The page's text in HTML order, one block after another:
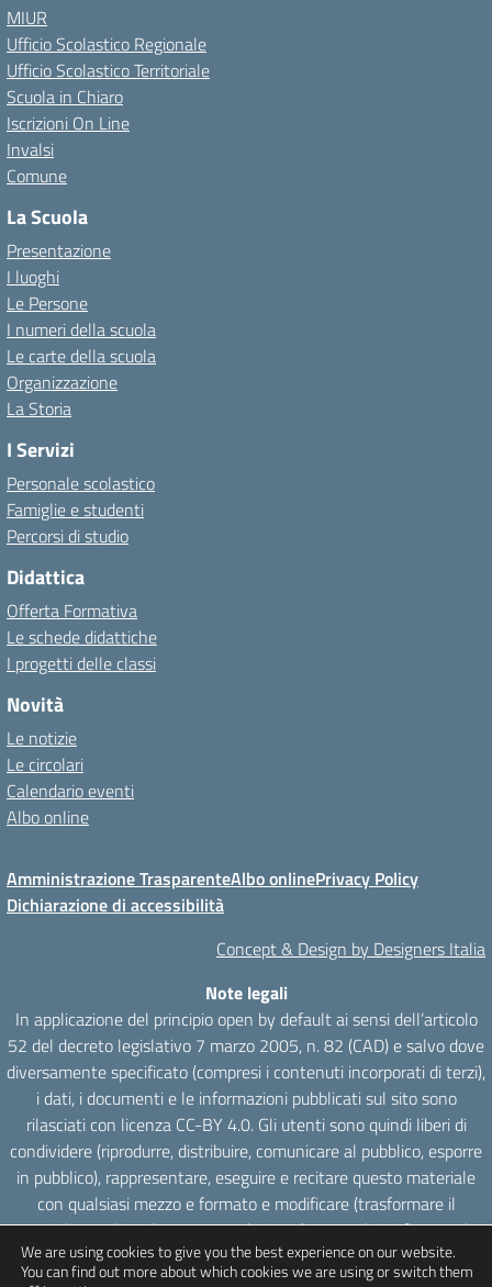
MIUR
Ufficio Scolastico Regionale
Ufficio Scolastico Territoriale
Scuola in Chiaro
Iscrizioni On Line
Invalsi
Comune
La Scuola
Presentazione
I luoghi
Le Persone
I numeri della scuola
Le carte della scuola
Organizzazione
La Storia
I Servizi
Personale scolastico
Famiglie e studenti
Percorsi di studio
Didattica
Offerta Formativa
Le schede didattiche
I progetti delle classi
Novità
Le notizie
Le circolari
Calendario eventi
Albo online
Amministrazione TrasparenteAlbo onlinePrivacy Policy
Dichiarazione di accessibilità
Concept & Design by Designers Italia
Note legali
In applicazione del principio open by default ai sensi dell’articolo
52 del decreto legislativo 7 marzo 2005, n. 82 (CAD) e salvo dove
diversamente specificato (compresi i contenuti incorporati di terzi),
i dati, i documenti e le informazioni pubblicati sul sito sono
rilasciati con licenza CC-BY 4.0. Gli utenti sono quindi liberi di
condividere (riprodurre, distribuire, comunicare al pubblico, esporre
in pubblico), rappresentare, eseguire e recitare questo materiale
con qualsiasi mezzo e formato e modificare (trasformare il
materiale e utilizzarlo per opere derivate) per qualsiasi fine, anche
commerciale con il solo onere di attribuzione, senza apporre
We are using cookies to give you the best experience on our website.
You can find out more about which cookies we are using or switch them